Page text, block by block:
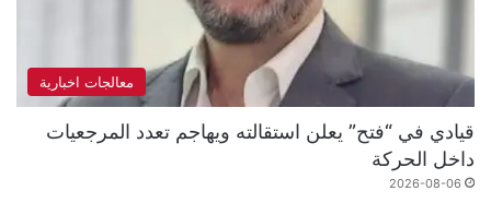
معالجات اخبارية
قيادي في “فتح” يعلن استقالته ويهاجم تعدد المرجعيات
داخل الحركة
2026-08-06